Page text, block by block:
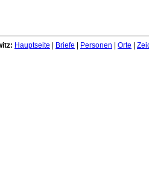
Hauptseite | Briefe | Personen | Orte |